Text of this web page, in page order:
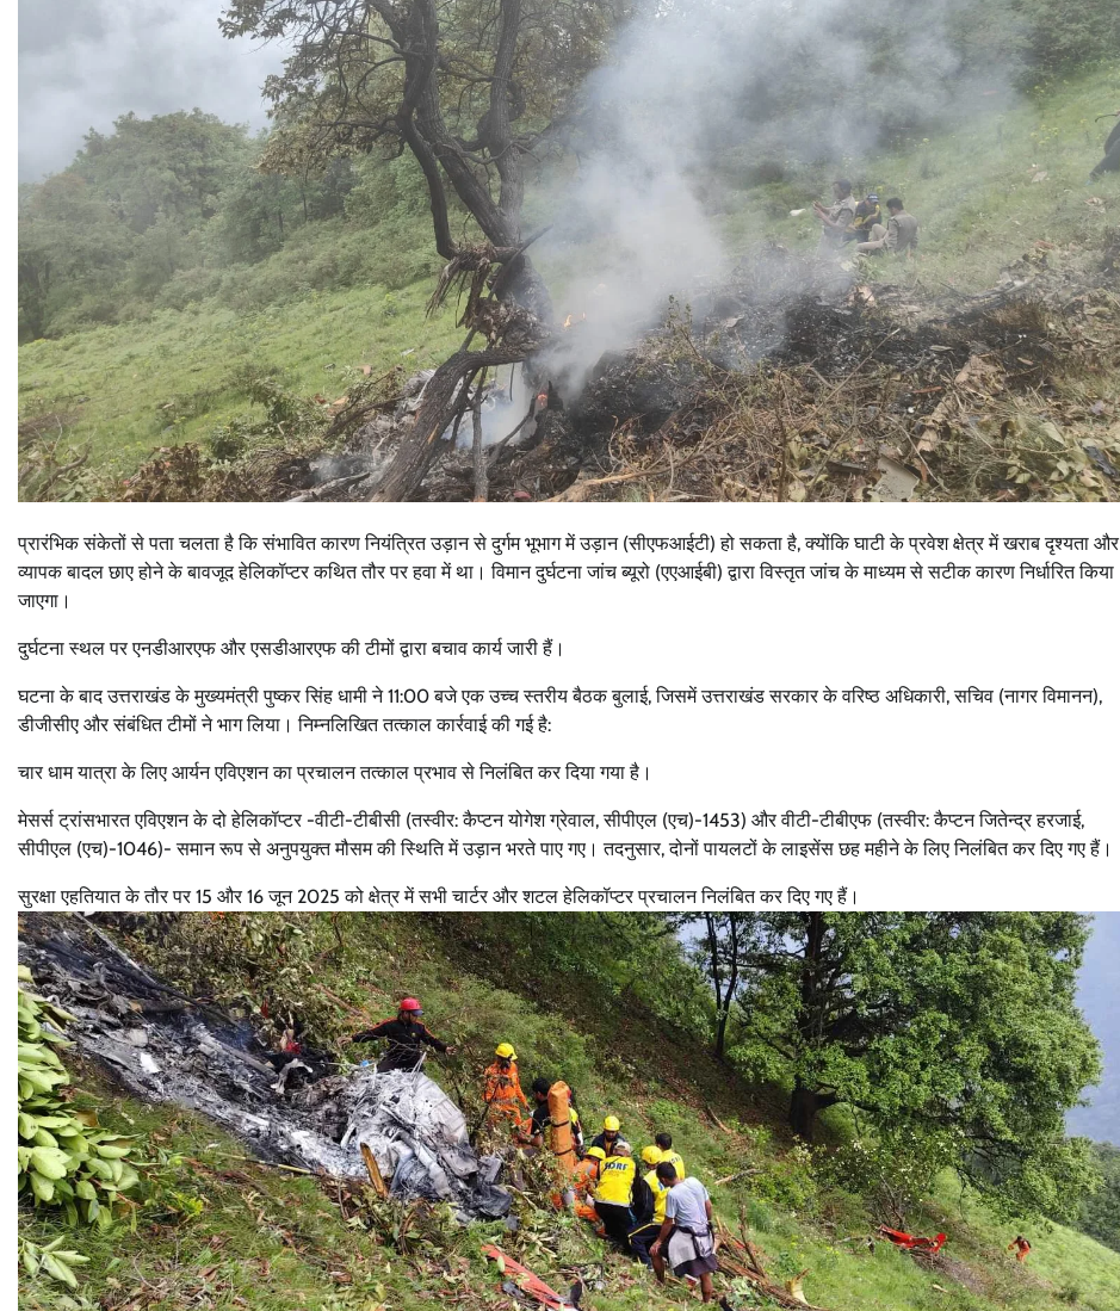
प्रारंभिक संकेतों से पता चलता है कि संभावित कारण नियंत्रित उड़ान से दुर्गम भूभाग में उड़ान (सीएफआईटी) हो सकता है, क्योंकि घाटी के प्रवेश क्षेत्र में खराब दृश्यता और
व्यापक बादल छाए होने के बावजूद हेलिकॉप्‍टर कथित तौर पर हवा में था। विमान दुर्घटना जांच ब्यूरो (एएआईबी) द्वारा विस्तृत जांच के माध्यम से सटीक कारण निर्धारित किया
जाएगा।
दुर्घटना स्थल पर एनडीआरएफ और एसडीआरएफ की टीमों द्वारा बचाव कार्य जारी हैं।
घटना के बाद उत्तराखंड के मुख्यमंत्री पुष्कर सिंह धामी ने 11:00 बजे एक उच्च स्तरीय बैठक बुलाई, जिसमें उत्तराखंड सरकार के वरिष्ठ अधिकारी, सचिव (नागर विमानन),
डीजीसीए और संबंधित टीमों ने भाग लिया। निम्नलिखित तत्काल कार्रवाई की गई है:
चार धाम यात्रा के लिए आर्यन एविएशन का प्रचालन तत्काल प्रभाव से निलंबित कर दिया गया है।
मेसर्स ट्रांसभारत एविएशन के दो हेलिकॉप्‍टर -वीटी-टीबीसी (तस्वीर: कैप्टन योगेश ग्रेवाल, सीपीएल (एच)-1453) और वीटी-टीबीएफ (तस्वीर: कैप्टन जितेन्द्र हरजाई,
सीपीएल (एच)-1046)- समान रूप से अनुपयुक्त मौसम की स्थिति में उड़ान भरते पाए गए। तदनुसार, दोनों पायलटों के लाइसेंस छह महीने के लिए निलंबित कर दिए गए हैं।
सुरक्षा एहतियात के तौर पर 15 और 16 जून 2025 को क्षेत्र में सभी चार्टर और शटल हेलिकॉप्‍टर प्रचालन निलंबित कर दिए गए हैं।